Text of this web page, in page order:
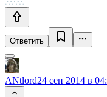
Ответить
ANtlord24 сен 2014 в